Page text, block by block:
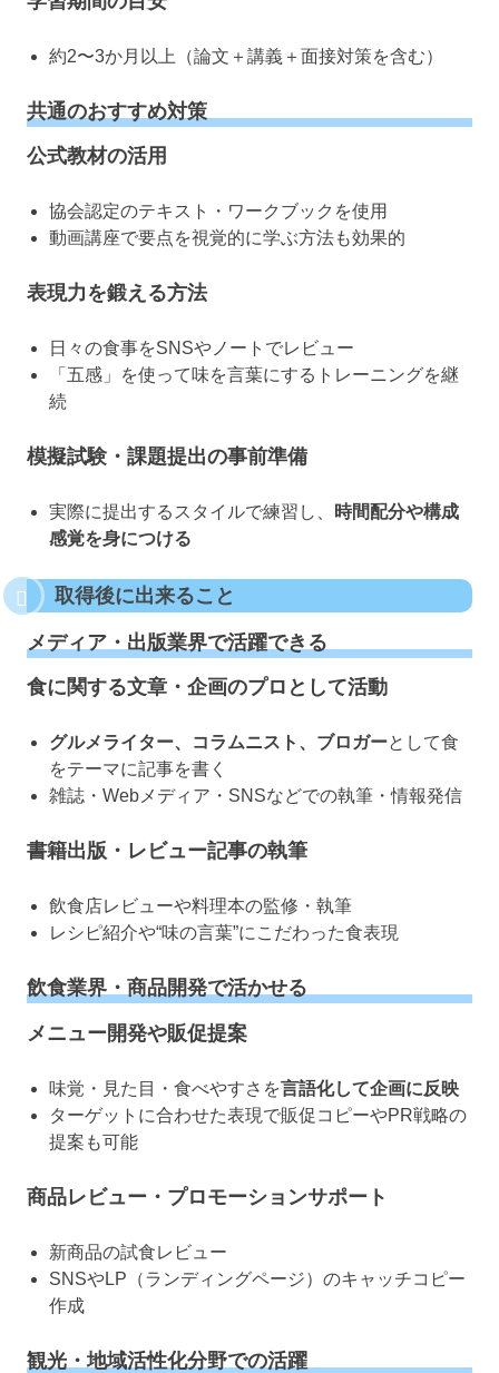
約2〜3か月以上（論文＋講義＋面接対策を含む）
共通のおすすめ対策
公式教材の活用
協会認定のテキスト・ワークブックを使用
動画講座で要点を視覚的に学ぶ方法も効果的
表現力を鍛える方法
日々の食事をSNSやノートでレビュー
「五感」を使って味を言葉にするトレーニングを継
続
模擬試験・課題提出の事前準備
実際に提出するスタイルで練習し、 時間配分や構成
感覚を身につける
取得後に出来ること
メディア・出版業界で活躍できる
食に関する文章・企画のプロとして活動
グルメライター、コラムニスト、ブロガーとして食
をテーマに記事を書く
雑誌・Webメディア・SNSなどでの執筆・情報発信
書籍出版・レビュー記事の執筆
飲食店レビューや料理本の監修・執筆
レシピ紹介や“味の言葉”にこだわった食表現
飲食業界・商品開発で活かせる
メニュー開発や販促提案
味覚・見た目・食べやすさを言語化して企画に反映
ターゲットに合わせた表現で販促コピーやPR戦略の
提案も可能
商品レビュー・プロモーションサポート
新商品の試食レビュー
SNSやLP（ランディングページ）のキャッチコピー
作成
観光・地域活性化分野での活躍